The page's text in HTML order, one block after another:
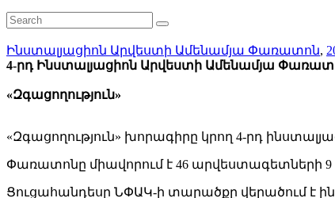
Ինստալյացիոն Արվեստի Ամենամյա Փառատոն,
4-րդ Ինստալյացիոն Արվեստի Ամենամյա
«Զգացողություն»
«Զգացողություն» խորագիրը կրող 4-րդ
Փառատոնը միավորում է 46 արվեստագետների 9
Ցուցահանդեսը ՆՓԱԿ-ի տարածքը վերածում է